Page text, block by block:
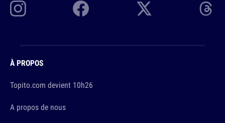
À PROPOS
Topito.com devient 10h26
A propos de nous